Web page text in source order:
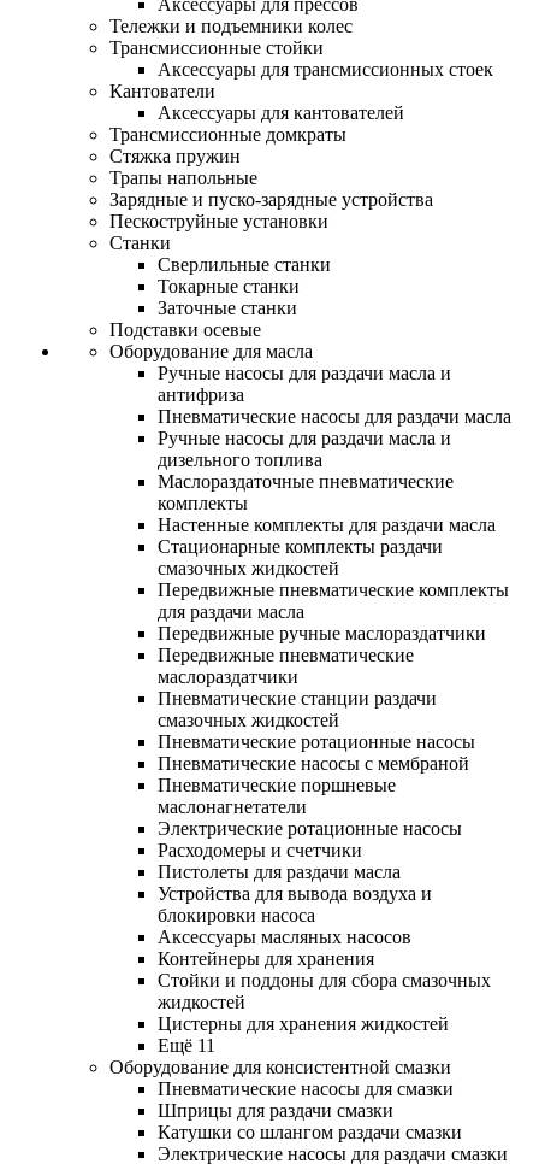
Аксессуары для прессов
Тележки и подъемники колес
Трансмиссионные стойки
Аксессуары для трансмиссионных стоек
Кантователи
Аксессуары для кантователей
Трансмиссионные домкраты
Стяжка пружин
Трапы напольные
Зарядные и пуско-зарядные устройства
Пескоструйные установки
Станки
Сверлильные станки
Токарные станки
Заточные станки
Подставки осевые
Оборудование для масла
Ручные насосы для раздачи масла и
антифриза
Пневматические насосы для раздачи масла
Ручные насосы для раздачи масла и
дизельного топлива
Маслораздаточные пневматические
комплекты
Настенные комплекты для раздачи масла
Стационарные комплекты раздачи
смазочных жидкостей
Передвижные пневматические комплекты
для раздачи масла
Передвижные ручные маслораздатчики
Передвижные пневматические
маслораздатчики
Пневматические станции раздачи
смазочных жидкостей
Пневматические ротационные насосы
Пневматические насосы с мембраной
Пневматические поршневые
маслонагнетатели
Электрические ротационные насосы
Расходомеры и счетчики
Пистолеты для раздачи масла
Устройства для вывода воздуха и
блокировки насоса
Аксессуары масляных насосов
Контейнеры для хранения
Стойки и поддоны для сбора смазочных
жидкостей
Цистерны для хранения жидкостей
Ещё 11
Оборудование для консистентной смазки
Пневматические насосы для смазки
Шприцы для раздачи смазки
Катушки со шлангом раздачи смазки
Электрические насосы для раздачи смазки